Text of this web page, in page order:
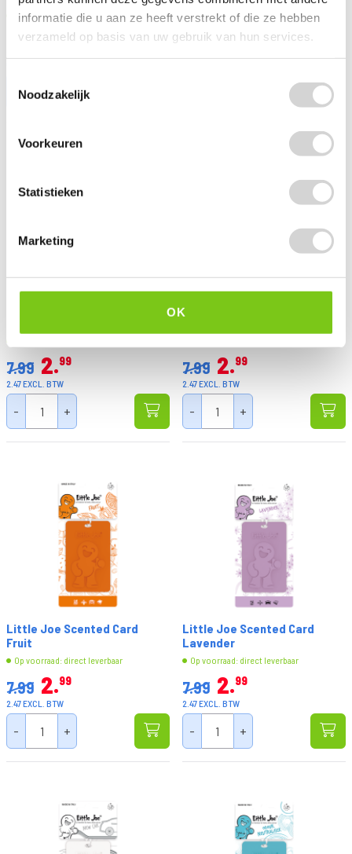
informatie die u aan ze heeft verstrekt of die ze hebben
verzameld op basis van uw gebruik van hun services.
Noodzakelijk
Voorkeuren
Statistieken
Marketing
OK
Op voorraad: direct leverbaar
0 99
+
Op voorraad: direct leverbaar
VANAF 2 99
7.99 2 99
2.47 EXCL. BTW
- +
Little Joe Scented Card
7.99 2 99
2.47 EXCL. BTW
- +
Little Joe Scented Card
Fruit
Op voorraad: direct leverbaar
7.99 2 99
2.47 EXCL. BTW
- +
Little Joe Scented Card
Lavender
Op voorraad: direct leverbaar
7.99 2 99
2.47 EXCL. BTW
- +